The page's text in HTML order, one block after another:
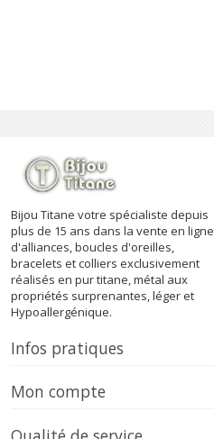
Bijou Titane votre spécialiste depuis
plus de 15 ans dans la vente en ligne
d'alliances, boucles d'oreilles,
bracelets et colliers exclusivement
réalisés en pur titane, métal aux
propriétés surprenantes, léger et
Hypoallergénique.
Infos pratiques
Mon compte